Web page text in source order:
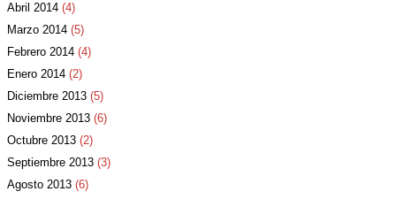
Abril 2014 (4)
Marzo 2014 (5)
Febrero 2014 (4)
Enero 2014 (2)
Diciembre 2013 (5)
Noviembre 2013 (6)
Octubre 2013 (2)
Septiembre 2013 (3)
Agosto 2013 (6)